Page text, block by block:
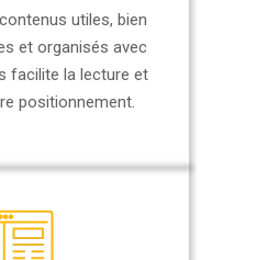
utiles, bien
et organisés avec
facilite la lecture et
positionnement.